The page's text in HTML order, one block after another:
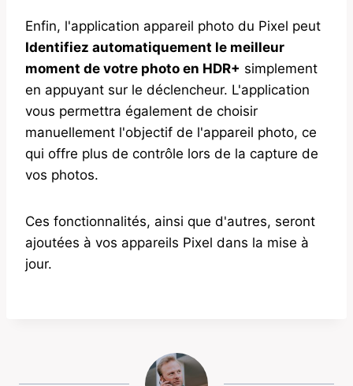
Enfin, l'application appareil photo du Pixel peut
Identifiez automatiquement le meilleur
moment de votre photo en HDR+ simplement
en appuyant sur le déclencheur. L'application
vous permettra également de choisir
manuellement l'objectif de l'appareil photo, ce
qui offre plus de contrôle lors de la capture de
vos photos.
Ces fonctionnalités, ainsi que d'autres, seront
ajoutées à vos appareils Pixel dans la mise à
jour.